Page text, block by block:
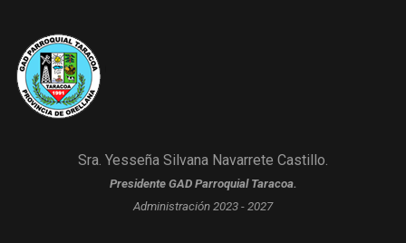
Sra. Yesseña Silvana Navarrete Castillo.
Presidente GAD Parroquial Taracoa.
Administración 2023 - 2027